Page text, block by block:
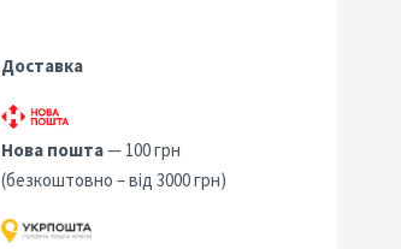
Доставка
Нова пошта— 100 грн
(безкоштовно – від 3000 грн)